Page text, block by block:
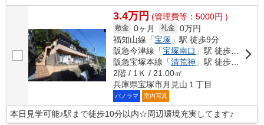
3.4万円 (管理費等：5000円 )
敷金 0ヶ月 礼金 0万円
福知山線「宝塚 」駅 徒歩9分
阪急今津線「宝塚南口 」駅 徒歩13分
阪急宝塚本線「清荒神 」駅 徒歩25分
2階 / 1Ｋ / 21.00㎡
兵庫県宝塚市月見山１丁目
パノラマ 室内写真
本日見学可能♪駅まで徒歩10分以内☆周辺環境充実してます♪